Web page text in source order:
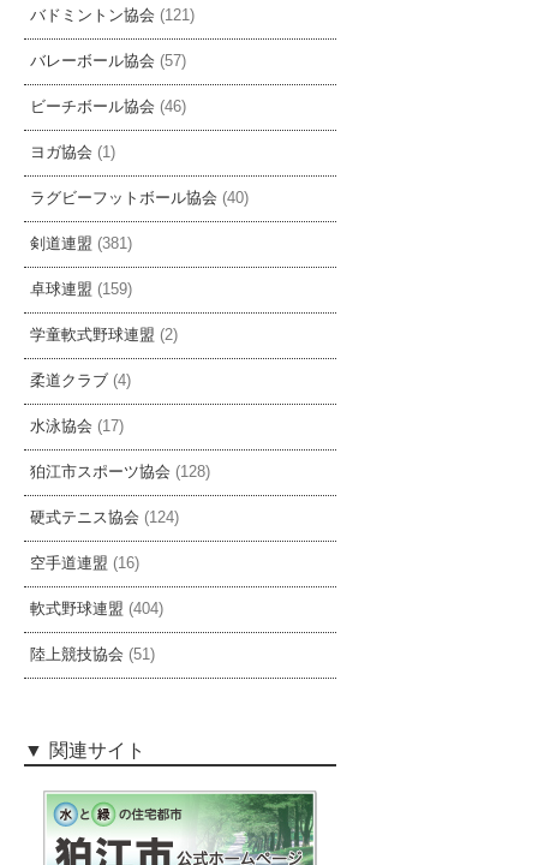
バドミントン協会 (121)
バレーボール協会 (57)
ビーチボール協会 (46)
ヨガ協会 (1)
ラグビーフットボール協会 (40)
剣道連盟 (381)
卓球連盟 (159)
学童軟式野球連盟 (2)
柔道クラブ (4)
水泳協会 (17)
狛江市スポーツ協会 (128)
硬式テニス協会 (124)
空手道連盟 (16)
軟式野球連盟 (404)
陸上競技協会 (51)
関連サイト